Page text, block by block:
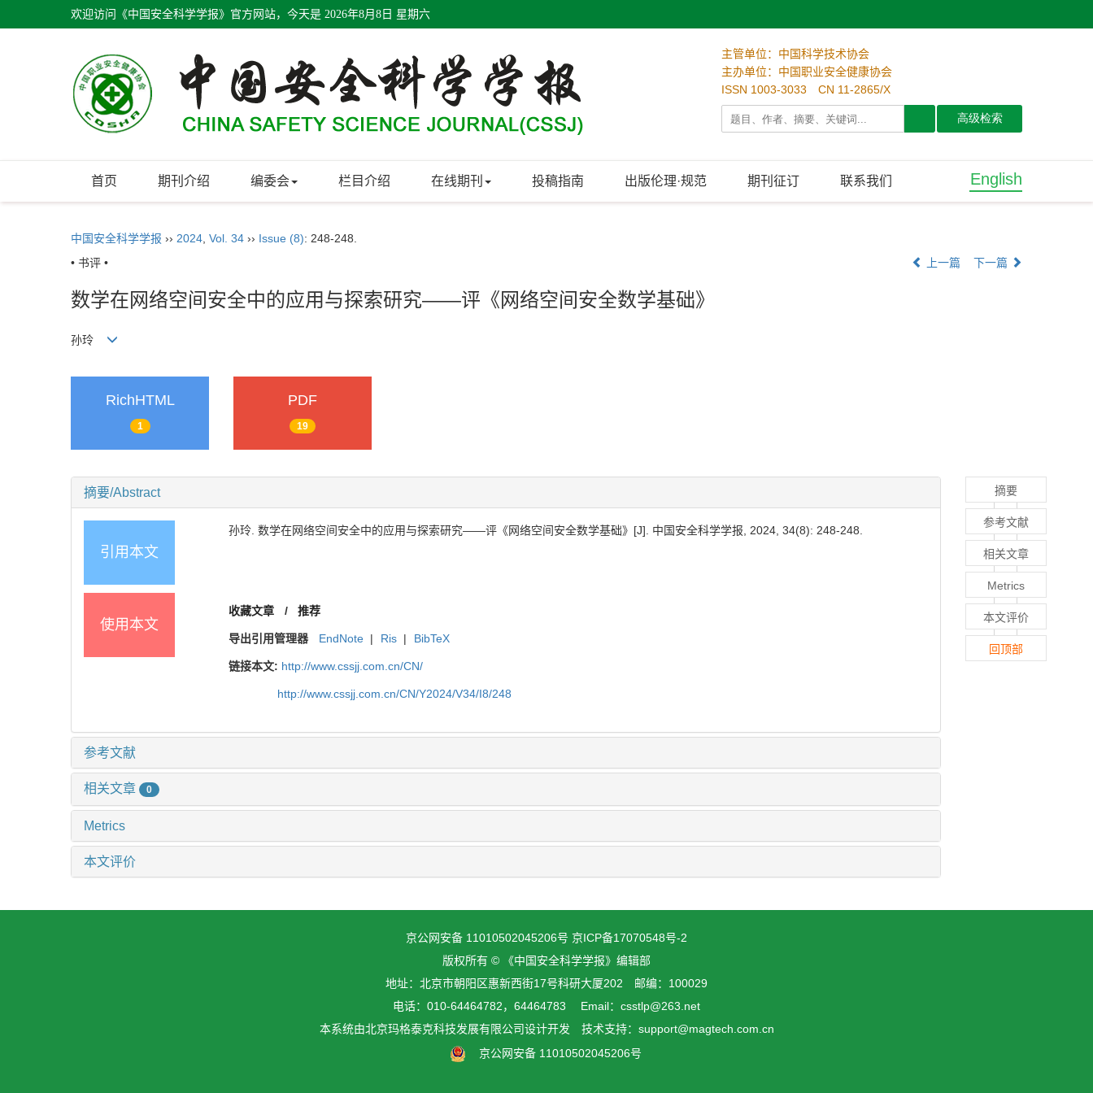
欢迎访问《中国安全科学学报》官方网站，今天是 2026年8月8日 星期六
主管单位：中国科学技术协会
主办单位：中国职业安全健康协会
ISSN 1003-3033 CN 11-2865/X
首页 期刊介绍 编委会 栏目介绍 在线期刊 投稿指南 出版伦理·规范 期刊征订 联系我们 English
中国安全科学学报 ›› 2024 Vol. 34 ›› Issue (8): 248-248.
• 书评 •
上一篇 下一篇
数学在网络空间安全中的应用与探索研究——评《网络空间安全数学基础》
孙玲
RichHTML
1
PDF
19
摘要/Abstract
引用本文
孙玲. 数学在网络空间安全中的应用与探索研究——评《网络空间安全数学基础》[J]. 中国安全科学学报, 2024, 34(8): 248-248.
使用本文
收藏文章 / 推荐
导出引用管理器 EndNote | Ris | BibTeX
链接本文: http://www.cssjj.com.cn/CN/
http://www.cssjj.com.cn/CN/Y2024/V34/I8/248
参考文献
相关文章 0
Metrics
本文评价
摘要
参考文献
相关文章
Metrics
本文评价
回顶部
京公网安备 11010502045206号 京ICP备17070548号-2
版权所有 © 《中国安全科学学报》编辑部
地址：北京市朝阳区惠新西街17号科研大厦202 邮编：100029
电话：010-64464782，64464783 Email：csstlp@263.net
本系统由北京玛格泰克科技发展有限公司设计开发 技术支持：support@magtech.com.cn
京公网安备 11010502045206号